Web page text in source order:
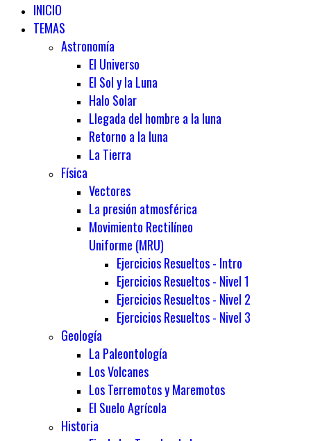
INICIO
TEMAS
Astronomía
El Universo
El Sol y la Luna
Halo Solar
Llegada del hombre a la luna
Retorno a la luna
La Tierra
Física
Vectores
La presión atmosférica
Movimiento Rectilíneo
Uniforme (MRU)
Ejercicios Resueltos - Intro
Ejercicios Resueltos - Nivel 1
Ejercicios Resueltos - Nivel 2
Ejercicios Resueltos - Nivel 3
Geología
La Paleontología
Los Volcanes
Los Terremotos y Maremotos
El Suelo Agrícola
Historia